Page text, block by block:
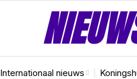
Internationaal nieuws